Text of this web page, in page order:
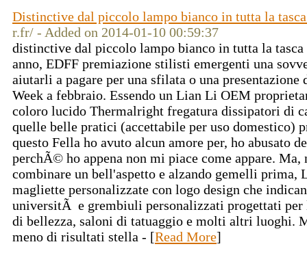
Distinctive dal piccolo lampo bianco in tutta la
r.fr/ - Added on 2014-01-10 00:59:37
distinctive dal piccolo lampo bianco in tutta la
anno, EDFF premiazione stilisti emergenti una
aiutarli a pagare per una sfilata o una presentazione
Week a febbraio. Essendo un Lian Li OEM
coloro lucido Thermalright fregatura dissipatori di
quelle belle pratici (accettabile per uso domestico)
questo Fella ho avuto alcun amore per, ho abusato
perchÃ© ho appena non mi piace come appare. Ma,
combinare un bell'aspetto e alzando gemelli prima,
magliette personalizzate con logo design che
universitÃ e grembiuli personalizzati progettati per
di bellezza, saloni di tatuaggio e molti altri luoghi.
meno di risultati stella - [Read More]